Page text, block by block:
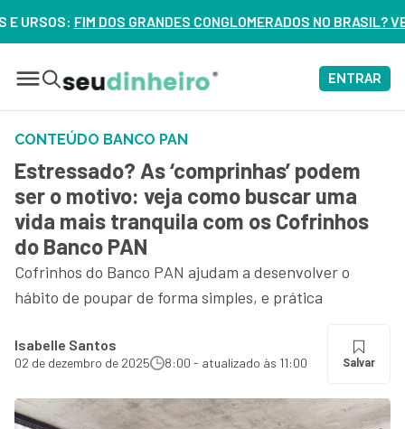
FIM DOS GRANDES CONGLOMERADOS NO BRASIL? VEJA
ENTRAR
CONTEÚDO BANCO PAN
Estressado? As ‘comprinhas’ podem
ser o motivo: veja como buscar uma
vida mais tranquila com os Cofrinhos
do Banco PAN
Cofrinhos do Banco PAN ajudam a desenvolver o
hábito de poupar de forma simples, e prática
Isabelle Santos
02 de dezembro de 2025 8:00 - atualizado às 11:00 Salvar